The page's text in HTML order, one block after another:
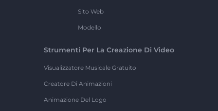
Sito Web
Modello
Strumenti Per La Creazione Di Video
Visualizzatore Musicale Gratuito
Creatore Di Animazioni
Animazione Del Logo